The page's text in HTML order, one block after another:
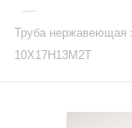
—
Труба нержавеющая
10Х17Н13М2Т